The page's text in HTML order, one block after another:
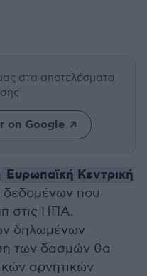
στα αποτελέσματα
on Google
Ευρωπαϊκή Κεντρική
δεδομένων που
στις ΗΠΑ.
δηλωμένων
των δασμών θα
αρνητικών